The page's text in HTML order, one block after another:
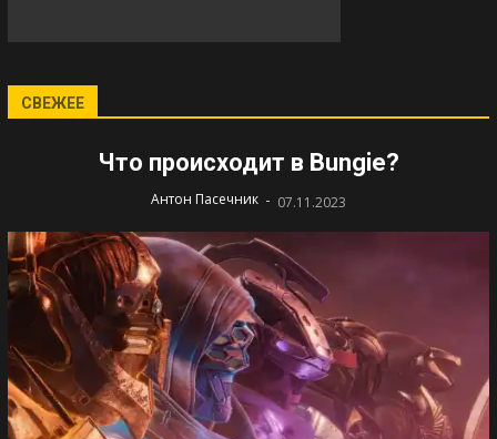
СВЕЖЕЕ
Что происходит в Bungie?
Антон Пасечник - 07.11.2023